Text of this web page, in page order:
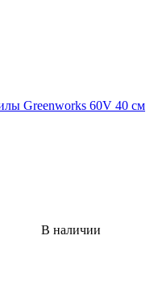
Greenworks 60V 40 см
В наличии